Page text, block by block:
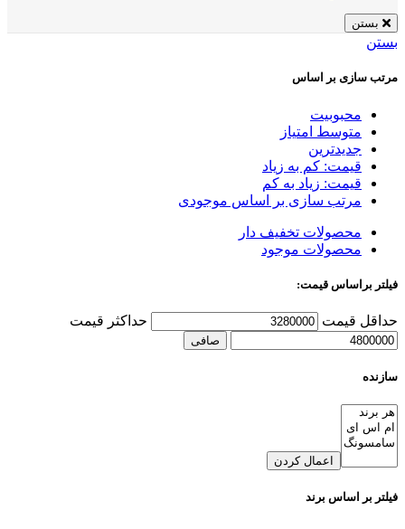
بستن
بستن
مرتب سازی بر اساس
محبوبیت
متوسط امتیاز
جدیدترین
قیمت: کم به زیاد
قیمت: زیاد به کم
مرتب سازی بر اساس موجودی
محصولات تخفیف دار
محصولات موجود
فیلتر براساس قیمت:
حداقل قیمت حداكثر قيمت
صافی
سازنده
اعمال کردن
فیلتر بر اساس برند